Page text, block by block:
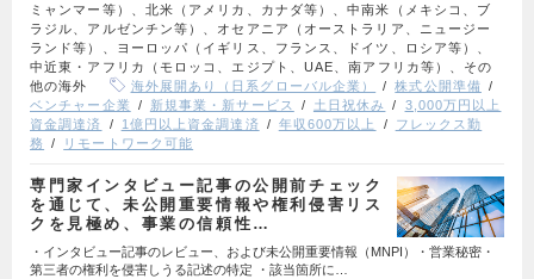
ミャンマー等）、北米（アメリカ、カナダ等）、中南米（メキシコ、ブ
ラジル、アルゼンチン等）、オセアニア（オーストラリア、ニュージー
ランド等）、ヨーロッパ（イギリス、フランス、ドイツ、ロシア等）、
中近東・アフリカ（モロッコ、エジプト、UAE、南アフリカ等）、その
他の海外
海外展開あり（日系グローバル企業）
株式公開準備
ベンチャー企業
新規事業・新サービス 土日祝休み
3,000万円以上
資金調達済
1億円以上資金調達済 年収600万以上
フレックス勤
務
リモートワーク可能
専門家インタビュー記事の公開前チェック
を通じて、未公開重要情報や権利侵害リス
クを見極め、事業の信頼性…
・インタビュー記事のレビュー、および未公開重要情報（MNPI）・営業秘密・
第三者の権利を侵害しうる記述の特定 ・該当箇所に…